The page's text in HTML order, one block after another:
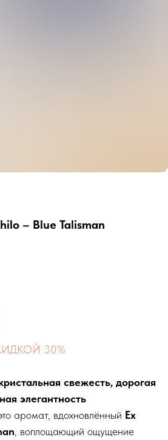
– Blue Talisman
30%
свежесть, дорогая
элегантность
аромат, вдохновлённый Ex
, воплощающий ощущение